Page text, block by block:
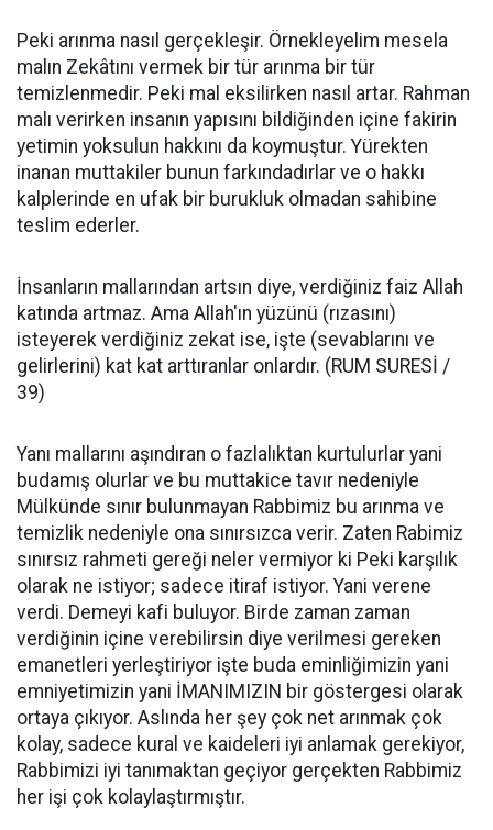
Peki arınma nasıl gerçekleşir. Örnekleyelim mesela
malın Zekâtını vermek bir tür arınma bir tür
temizlenmedir. Peki mal eksilirken nasıl artar. Rahman
malı verirken insanın yapısını bildiğinden içine fakirin
yetimin yoksulun hakkını da koymuştur. Yürekten
inanan muttakiler bunun farkındadırlar ve o hakkı
kalplerinde en ufak bir burukluk olmadan sahibine
teslim ederler.
İnsanların mallarından artsın diye, verdiğiniz faiz Allah
katında artmaz. Ama Allah'ın yüzünü (rızasını)
isteyerek verdiğiniz zekat ise, işte (sevablarını ve
gelirlerini) kat kat arttıranlar onlardır. (RUM SURESİ /
39)
Yanı mallarını aşındıran o fazlalıktan kurtulurlar yani
budamış olurlar ve bu muttakice tavır nedeniyle
Mülkünde sınır bulunmayan Rabbimiz bu arınma ve
temizlik nedeniyle ona sınırsızca verir. Zaten Rabimiz
sınırsız rahmeti gereği neler vermiyor ki Peki karşılık
olarak ne istiyor; sadece itiraf istiyor. Yani verene
verdi. Demeyi kafi buluyor. Birde zaman zaman
verdiğinin içine verebilirsin diye verilmesi gereken
emanetleri yerleştiriyor işte buda eminliğimizin yani
emniyetimizin yani İMANIMIZIN bir göstergesi olarak
ortaya çıkıyor. Aslında her şey çok net arınmak çok
kolay, sadece kural ve kaideleri iyi anlamak gerekiyor,
Rabbimizi iyi tanımaktan geçiyor gerçekten Rabbimiz
her işi çok kolaylaştırmıştır.